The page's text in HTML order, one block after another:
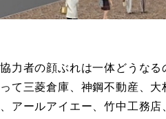
力者の顔ぶれは一体どうな
て三菱倉庫、神鋼不動産、
アールアイエー、竹中工務